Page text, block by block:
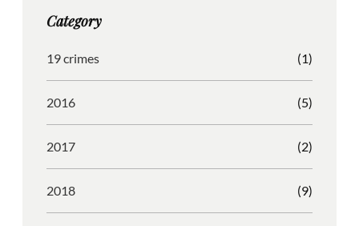
r
m
o
Category
19 crimes (1)
2016 (5)
2017 (2)
2018 (9)